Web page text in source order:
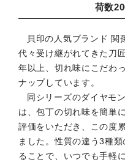
荷数
貝印の人気ブランド 関
代々受け継がれてきた刀
年以上、切れ味にこだわ
ナップしています。
同シリーズのダイヤモ
は、包丁の切れ味を簡単
評価をいただき、この度
ました。性質の違う3種
ることで、いつでも手軽